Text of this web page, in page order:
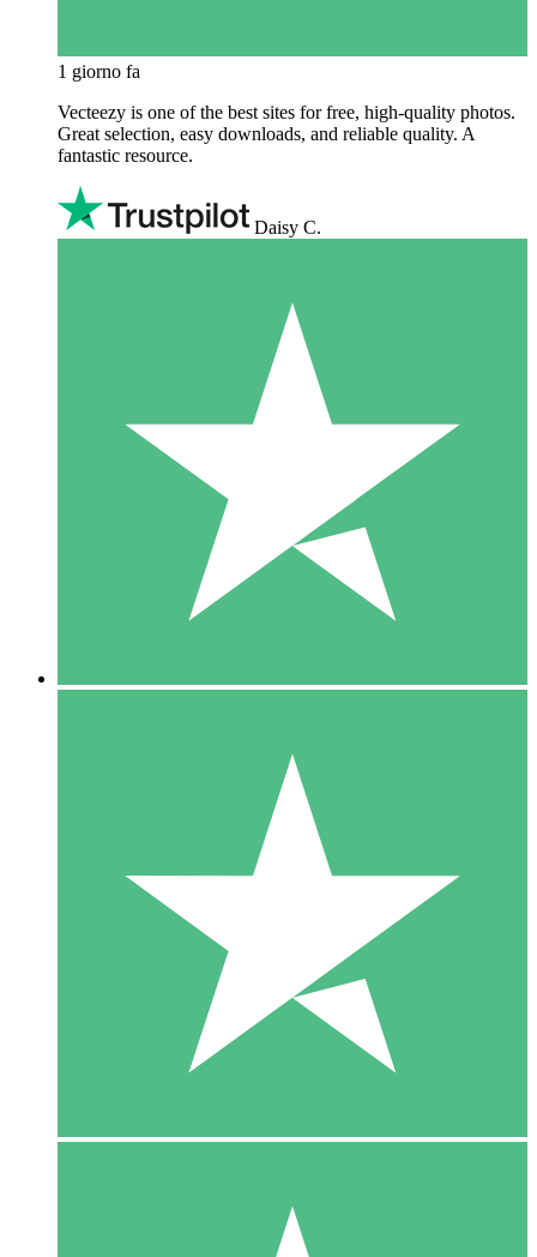
1 giorno fa
Vecteezy is one of the best sites for free, high‑quality photos.
Great selection, easy downloads, and reliable quality. A
fantastic resource.
Daisy C.